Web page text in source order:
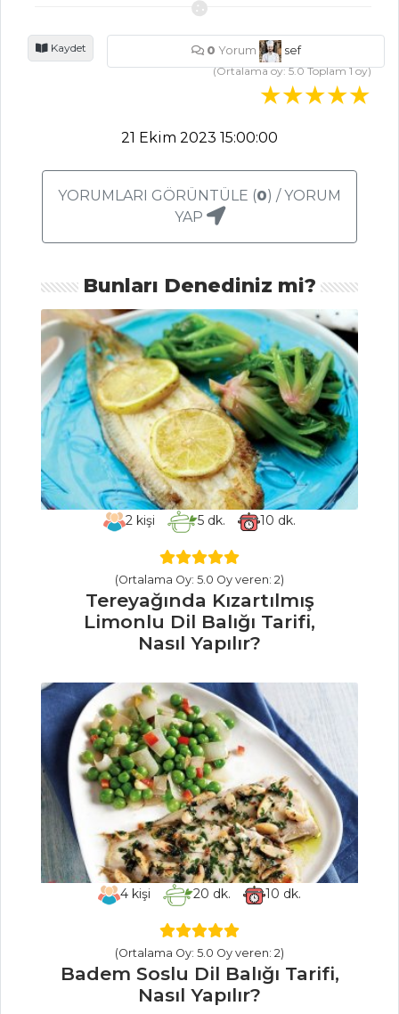
Et Yemekleri Tüm
Tarifleri
İÇECEKLER
Naneli Ayran
Tarifi, Nasıl Yapılır?
Fesleğenli Ayran
Kızılcık Şerbeti
Tarifi, Nasıl Yapılır?
İçecekler Tüm
Tarifleri
SALATALAR
Sıcak Keçi
Peynirli Ispanak
Salatası Tarifi, Nasıl
Ballı Hardal
Soslu Havuçlar
Tarifi, Nasıl Yapılır?
Semizotu
Yapılır?
Salatalar Tüm
Tarifleri
ÇORBALAR
Sumaklı Ve Narlı
Patates Çorbası
Tarifi, Nasıl Yapılır?
Mercimek Çorbası
Tarifi, Nasıl Yapılır?
Şipsi Çorbası
Kaydet 0 Yorum
sef
(Ortalama oy:5.0Toplam1oy)
21 Ekim 2023 15:00:00
YORUMLARI GÖRÜNTÜLE (0) / YORUM
YAP
Bunları Denediniz mi?
2kişi 5 dk. 10 dk.
(Ortalama Oy: 5.0 Oy veren: 2)
Tereyağında Kızartılmış
Limonlu Dil Balığı Tarifi,
Nasıl Yapılır?
4kişi 20 dk. 10 dk.
(Ortalama Oy: 5.0 Oy veren: 2)
Badem Soslu Dil Balığı Tarifi,
Nasıl Yapılır?